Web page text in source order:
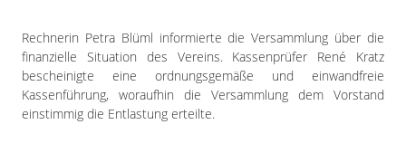
Rechnerin Petra Blüml informierte die Versammlung über die
finanzielle Situation des Vereins. Kassenprüfer René Kratz
bescheinigte eine ordnungsgemäße und einwandfreie
Kassenführung, woraufhin die Versammlung dem Vorstand
einstimmig die Entlastung erteilte.